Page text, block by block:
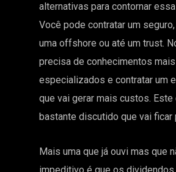
alternativas para contornar
Você pode contratar um
uma offshore ou até um trust.
precisa de conhecimentos mais
especializados e contratar um
que vai gerar mais custos. Este
bastante discutido que vai ficar
Mais uma que já ouvi mas que